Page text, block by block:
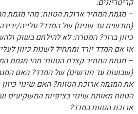
– מגמת המחיר ארוכת הטווח: מהי מגמת
(חודשים עד שנים) של המדד? עלייה/
כיוון ברור? המטרה: לא להילחם בשוק
או אם המדד יורד ומתחיל לשנות כיוון
– מגמת המחיר קצרת הטווח: מהי מגמת
(שבועות עד חודשים) של המדד? האם
את המגמה ארוכת הטווח? האם שינוי
הטווח מאותת שינוי בציפיות המשקיעים
ארוכת הטווח במדד?